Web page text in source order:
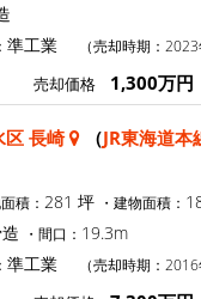
準工業 （売却時期：
売却価格 1,300万円
区 長崎 （JR東海道本
積： 281 坪 ・建物面積：
・間口： 19.3m
準工業 （売却時期：